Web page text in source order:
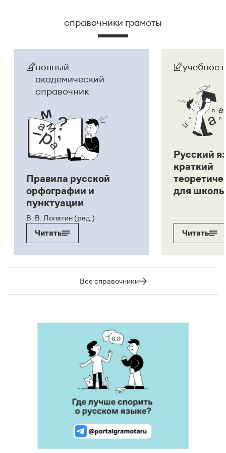
справочники грамоты
полный
академический
справочник
Правила русской
орфографии и
пунктуации
В. В. Лопатин (ред.)
Читать
учебное
Русский
краткий
для
Читать
Все справочники